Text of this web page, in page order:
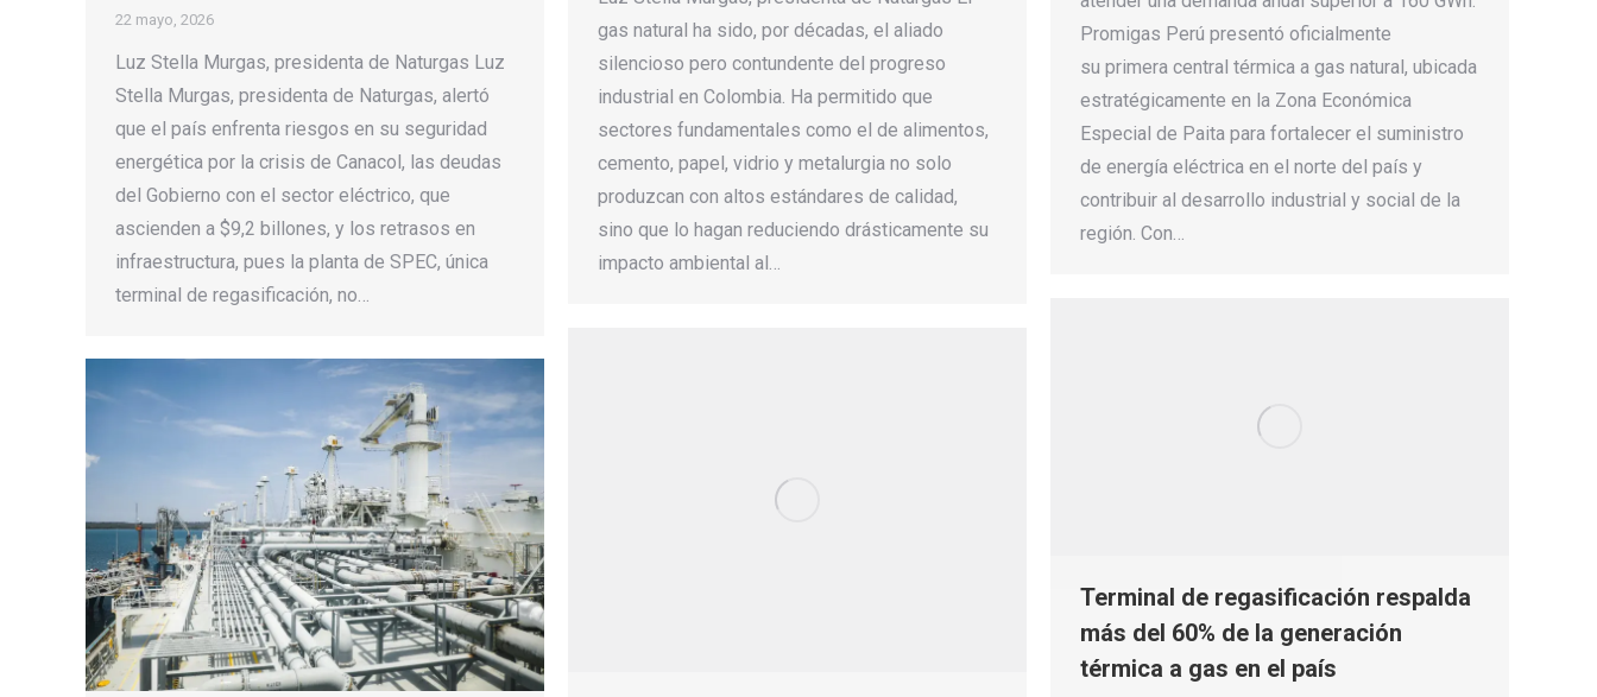
22 mayo, 2026
Luz Stella Murgas, presidenta de Naturgas Luz
Stella Murgas, presidenta de Naturgas, alertó
que el país enfrenta riesgos en su seguridad
energética por la crisis de Canacol, las deudas
del Gobierno con el sector eléctrico, que
ascienden a $9,2 billones, y los retrasos en
infraestructura, pues la planta de SPEC, única
terminal de regasificación, no…
gas natural ha sido, por décadas, el aliado
silencioso pero contundente del progreso
industrial en Colombia. Ha permitido que
sectores fundamentales como el de alimentos,
cemento, papel, vidrio y metalurgia no solo
produzcan con altos estándares de calidad,
sino que lo hagan reduciendo drásticamente su
impacto ambiental al…
Promigas Perú presentó oficialmente
su primera central térmica a gas natural, ubicada
estratégicamente en la Zona Económica
Especial de Paita para fortalecer el suministro
de energía eléctrica en el norte del país y
contribuir al desarrollo industrial y social de la
región. Con…
Terminal de regasificación respalda
más del 60% de la generación
térmica a gas en el país